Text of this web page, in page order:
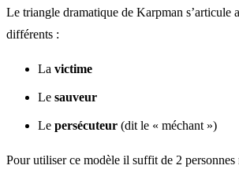
Le triangle dramatique de Karpman s’articule
différents :
La victime
Le sauveur
Le persécuteur (dit le « méchant »)
Pour utiliser ce modèle il suffit de 2